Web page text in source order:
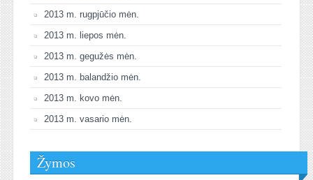
2013 m. rugpjūčio mėn.
2013 m. liepos mėn.
2013 m. gegužės mėn.
2013 m. balandžio mėn.
2013 m. kovo mėn.
2013 m. vasario mėn.
Žymos